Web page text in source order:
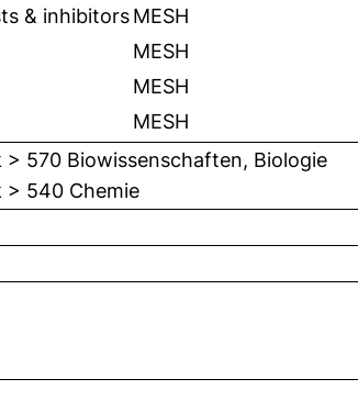
& inhibitorsMESH
MESH
MESH
MESH
570 Biowissenschaften, Biologie
540 Chemie